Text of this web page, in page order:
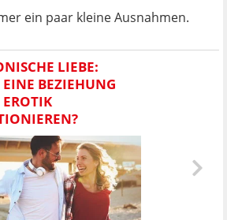
ein paar kleine Ausnahmen.
LIEBE:
BEZIEHUNG